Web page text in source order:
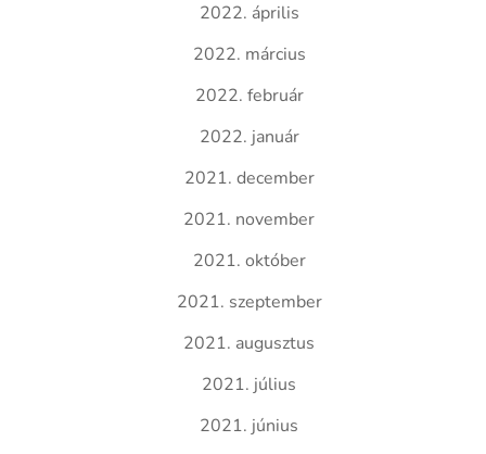
2022. április
2022. március
2022. február
2022. január
2021. december
2021. november
2021. október
2021. szeptember
2021. augusztus
2021. július
2021. június